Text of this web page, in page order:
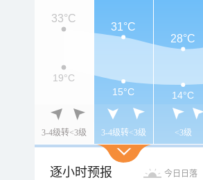
3-4级转<3级 3-4级转<3级 <3级
33°C
31°C
28°C
19°C
15°C
14°C
逐小时预报 今日日落